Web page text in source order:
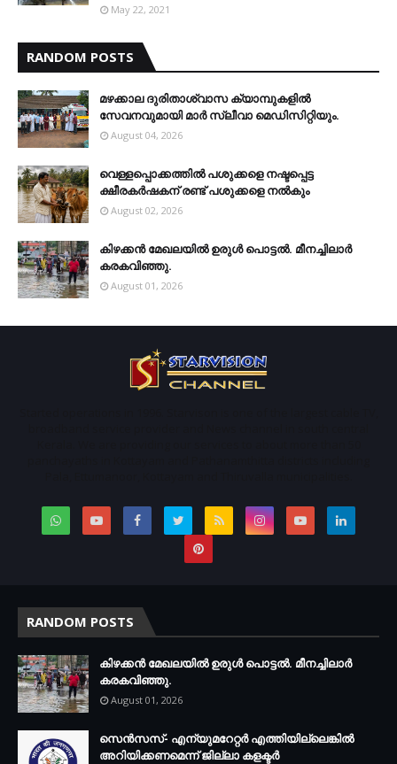
May 22, 2021
RANDOM POSTS
മഴക്കാല ദുരിതാശ്വാസ ക്യാമ്പുകളിൽ
സേവനവുമായി മാർ സ്ലീവാ മെഡിസിറ്റിയും.
August 04, 2026
വെള്ളപ്പൊക്കത്തില്‍ പശുക്കളെ നഷ്ടപ്പെട്ട
ക്ഷീരകര്‍ഷകന് രണ്ട് പശുക്കളെ നല്‍കും
August 02, 2026
കിഴക്കന്‍ മേഖലയില്‍ ഉരുള്‍ പൊട്ടല്‍. മീനച്ചിലാര്‍
കരകവിഞ്ഞു.
August 01, 2026
RANDOM POSTS
കിഴക്കന്‍ മേഖലയില്‍ ഉരുള്‍ പൊട്ടല്‍. മീനച്ചിലാര്‍
കരകവിഞ്ഞു.
August 01, 2026
സെന്‍സസ്- എന്യുമറേറ്റര്‍ എത്തിയില്ലെങ്കില്‍
അറിയിക്കണമെന്ന് ജില്ലാ കളക്ടര്‍